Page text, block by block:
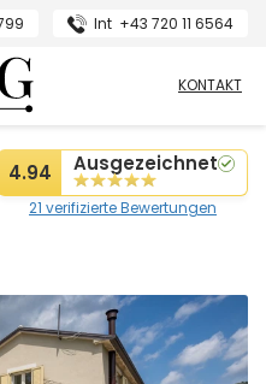
Int +43 720 11 6564
KONTAKT
4.94 Ausgezeichnet
21 verifizierte Bewertungen